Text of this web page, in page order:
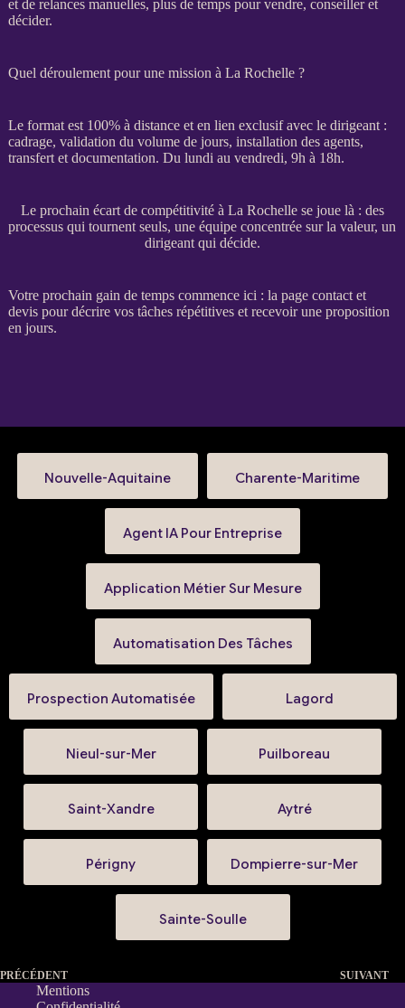
et de relancesmanuelles, plus de temps pour vendre, conseiller et
décider.
Quel déroulement pour une mission à La Rochelle ?
Le format est 100% à distance et en lien exclusif avec le dirigeant :
cadrage, validation du volume de jours, installation des agents,
transfertet documentation. Du lundi au vendredi, 9h à 18h.
Le prochain écart de compétitivité à La Rochelle se joue là : des
processus qui tournent seuls, une équipe concentrée sur la valeur, un
dirigeant qui décide.
Votre prochain gain de temps commence ici : la page contact et
devispour décrire vos tâches répétitives et recevoir une proposition
en jours.
Nouvelle-Aquitaine Charente-Maritime
Agent IA Pour Entreprise
Application Métier Sur Mesure
Automatisation Des Tâches
Prospection Automatisée Lagord
Nieul-sur-Mer Puilboreau
Saint-Xandre Aytré
Périgny Dompierre-sur-Mer
Sainte-Soulle
PRÉCÉDENT SUIVANT
Mentions